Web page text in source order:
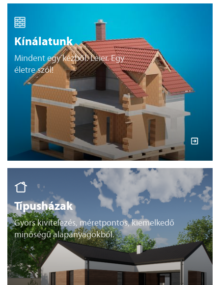
Kínálatunk
Mindent egy kézből. Leier. Egy
életre szól!
Típusházak
Gyors kivitelezés, méretpontos, kiemelkedő
minőségű alapanyagokból.